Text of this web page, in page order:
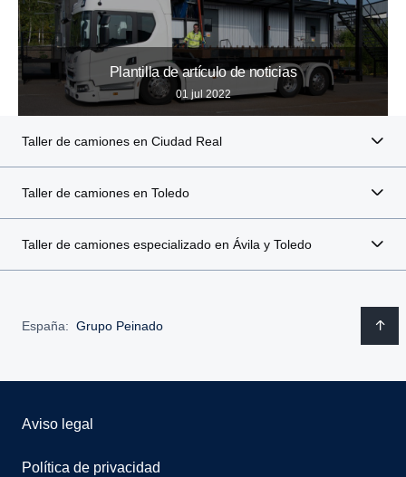
Plantilla de artículo de noticias
01 jul 2022
Taller de camiones en Ciudad Real
Taller de camiones en Toledo
Taller de camiones especializado en Ávila y Toledo
España: Grupo Peinado
Aviso legal
Política de privacidad